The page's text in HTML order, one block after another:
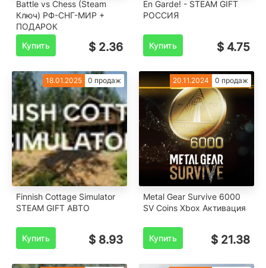
Battle vs Chess (Steam
Ключ) РФ-СНГ-МИР +
ПОДАРОК
Купить
$ 2.36
En Garde! - STEAM GIFT
РОССИЯ
Купить $ 4.75
18.01.2025 0 продаж
Finnish Cottage Simulator
STEAM GIFT АВТО
Купить $ 8.93
20.11.2024 0 продаж
Metal Gear Survive 6000
SV Coins Xbox Активация
Купить $ 21.38